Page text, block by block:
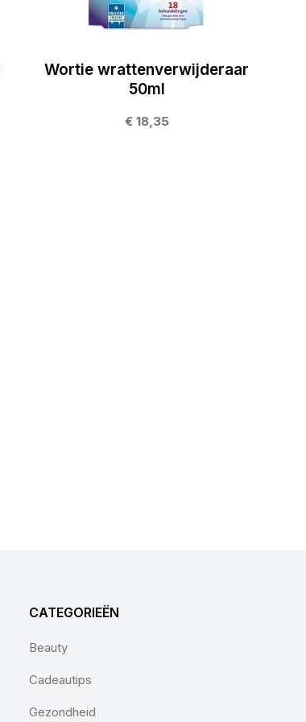
Wortie wrattenverwijderaar
50ml
€ 18,35
CATEGORIEËN
Beauty
Cadeautips
Gezondheid